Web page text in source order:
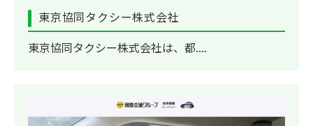
東京協同タクシー株式会社
東京協同タクシー株式会社は、都....